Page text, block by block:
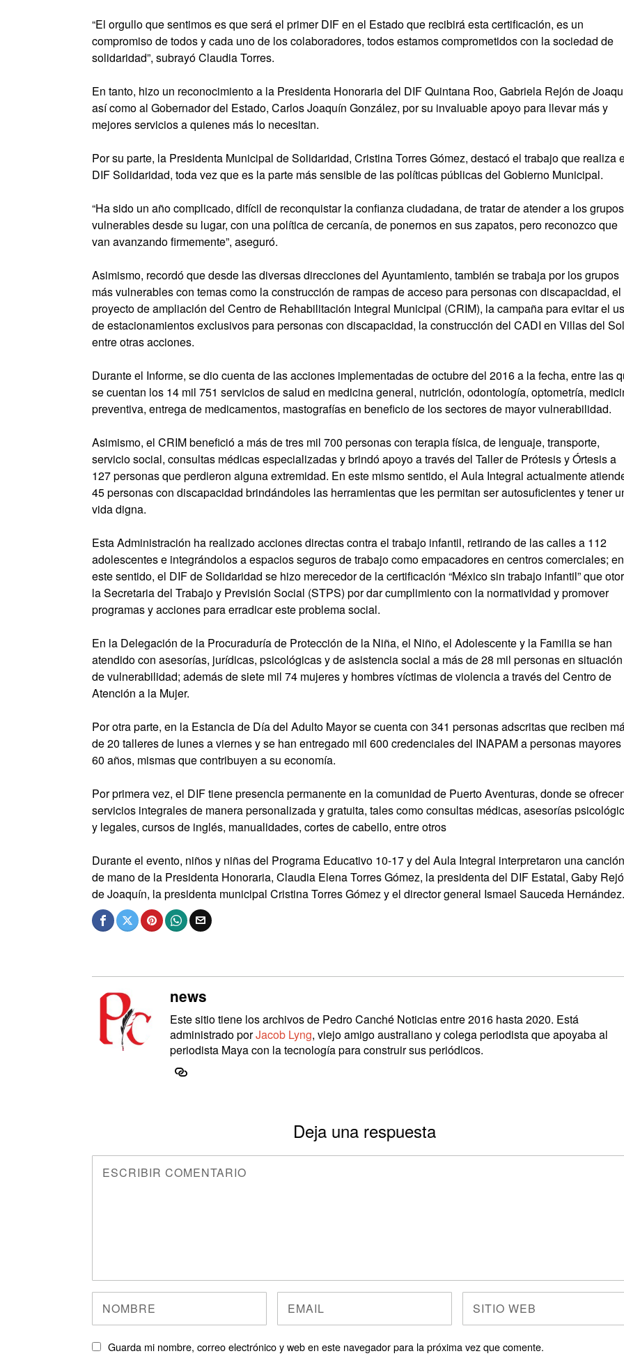
“El orgullo que sentimos es que será el primer DIF en el Estado que recibirá esta certificación, es un
compromiso de todos y cada uno de los colaboradores, todos estamos comprometidos con la sociedad de
solidaridad”, subrayó Claudia Torres.
En tanto, hizo un reconocimiento a la Presidenta Honoraria del DIF Quintana Roo, Gabriela Rejón de
así como al Gobernador del Estado, Carlos Joaquín González, por su invaluable apoyo para llevar más y
mejores servicios a quienes más lo necesitan.
Por su parte, la Presidenta Municipal de Solidaridad, Cristina Torres Gómez, destacó el trabajo que realiza
DIF Solidaridad, toda vez que es la parte más sensible de las políticas públicas del Gobierno Municipal.
“Ha sido un año complicado, difícil de reconquistar la confianza ciudadana, de tratar de atender a los grupos
vulnerables desde su lugar, con una política de cercanía, de ponernos en sus zapatos, pero reconozco que
van avanzando firmemente”, aseguró.
Asimismo, recordó que desde las diversas direcciones del Ayuntamiento, también se trabaja por los grupos
más vulnerables con temas como la construcción de rampas de acceso para personas con discapacidad, el
proyecto de ampliación del Centro de Rehabilitación Integral Municipal (CRIM), la campaña para evitar el
de estacionamientos exclusivos para personas con discapacidad, la construcción del CADI en Villas del
entre otras acciones.
Durante el Informe, se dio cuenta de las acciones implementadas de octubre del 2016 a la fecha, entre las
se cuentan los 14 mil 751 servicios de salud en medicina general, nutrición, odontología, optometría,
preventiva, entrega de medicamentos, mastografías en beneficio de los sectores de mayor vulnerabilidad.
Asimismo, el CRIM benefició a más de tres mil 700 personas con terapia física, de lenguaje, transporte,
servicio social, consultas médicas especializadas y brindó apoyo a través del Taller de Prótesis y Órtesis a
127 personas que perdieron alguna extremidad. En este mismo sentido, el Aula Integral actualmente
45 personas con discapacidad brindándoles las herramientas que les permitan ser autosuficientes y tener
vida digna.
Esta Administración ha realizado acciones directas contra el trabajo infantil, retirando de las calles a 112
adolescentes e integrándolos a espacios seguros de trabajo como empacadores en centros comerciales; en
este sentido, el DIF de Solidaridad se hizo merecedor de la certificación “México sin trabajo infantil” que
la Secretaria del Trabajo y Previsión Social (STPS) por dar cumplimiento con la normatividad y promover
programas y acciones para erradicar este problema social.
En la Delegación de la Procuraduría de Protección de la Niña, el Niño, el Adolescente y la Familia se han
atendido con asesorías, jurídicas, psicológicas y de asistencia social a más de 28 mil personas en situación
de vulnerabilidad; además de siete mil 74 mujeres y hombres víctimas de violencia a través del Centro de
Atención a la Mujer.
Por otra parte, en la Estancia de Día del Adulto Mayor se cuenta con 341 personas adscritas que reciben
de 20 talleres de lunes a viernes y se han entregado mil 600 credenciales del INAPAM a personas
60 años, mismas que contribuyen a su economía.
Por primera vez, el DIF tiene presencia permanente en la comunidad de Puerto Aventuras, donde se
servicios integrales de manera personalizada y gratuita, tales como consultas médicas, asesorías
y legales, cursos de inglés, manualidades, cortes de cabello, entre otros
Durante el evento, niños y niñas del Programa Educativo 10-17 y del Aula Integral interpretaron una canción
de mano de la Presidenta Honoraria, Claudia Elena Torres Gómez, la presidenta del DIF Estatal, Gaby
de Joaquín, la presidenta municipal Cristina Torres Gómez y el director general Ismael Sauceda Hernández.
news
Este sitio tiene los archivos de Pedro Canché Noticias entre 2016 hasta 2020. Está
administrado porJacob Lyng, viejo amigo australiano y colega periodista que apoyaba al
periodista Maya con la tecnología para construir sus periódicos.
Deja una respuesta
Guarda mi nombre, correo electrónico y web en este navegador para la próxima vez que comente.